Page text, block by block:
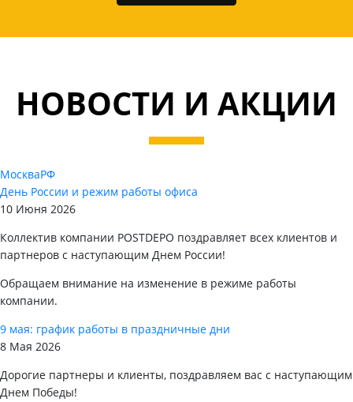
НОВОСТИ И АКЦИИ
МоскваРФ
День России и режим работы офиса
10 Июня 2026
Коллектив компании POSTDEPO поздравляет всех клиентов и
партнеров с наступающим Днем России!
Обращаем внимание на изменение в режиме работы
компании.
9 мая: график работы в праздничные дни
8 Мая 2026
Дорогие партнеры и клиенты, поздравляем вас с наступающим
Днем Победы!